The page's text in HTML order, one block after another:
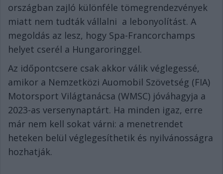
országban zajló különféle tömegrendezvények
miatt nem tudták vállalni a lebonyolítást. A
megoldás az lesz, hogy Spa-Francorchamps
helyet cserél a Hungaroringgel.
Az időpontcsere csak akkor válik véglegessé,
amikor a Nemzetközi Auomobil Szövetség (FIA)
Motorsport Világtanácsa (WMSC) jóváhagyja a
2023-as versenynaptárt. Ha minden igaz, erre
már nem kell sokat várni: a menetrendet
heteken belül véglegesíthetik és nyilvánosságra
hozhatják.